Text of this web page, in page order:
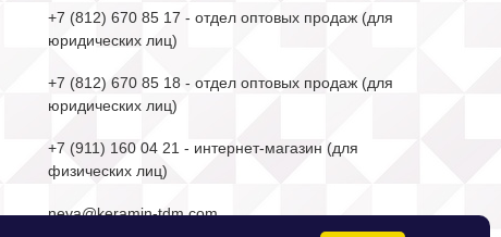
+7 (812) 670 85 17 - отдел оптовых продаж (для
юридических лиц)
+7 (812) 670 85 18 - отдел оптовых продаж (для
юридических лиц)
+7 (911) 160 04 21 - интернет-магазин (для
физических лиц)
neva@keramin-tdm.com